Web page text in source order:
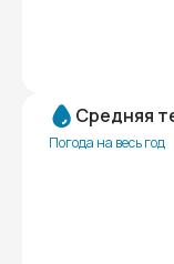
Средняя
Погода на весь год